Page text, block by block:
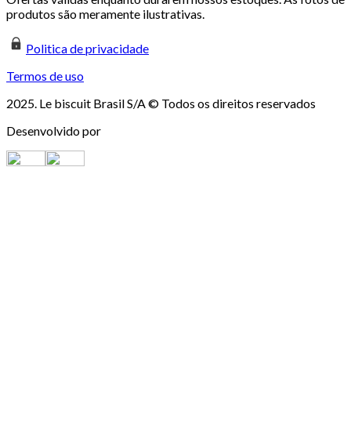
produtos são meramente ilustrativas.
Politica de privacidade
Termos de uso
2025. Le biscuit Brasil S/A © Todos os direitos reservados
Desenvolvido por